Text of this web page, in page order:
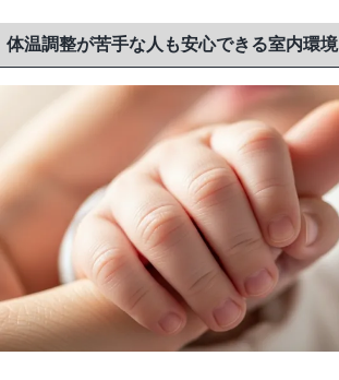
体温調整が苦手な人も安心できる室内環境